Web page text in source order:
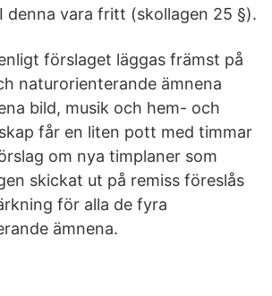
denna vara fritt (skollagen 25 §).
förslaget läggas främst på
naturorienterande ämnena
bild, musik och hem- och
får en liten pott med timmar
om nya timplaner som
skickat ut på remiss föreslås
för alla de fyra
ämnena.